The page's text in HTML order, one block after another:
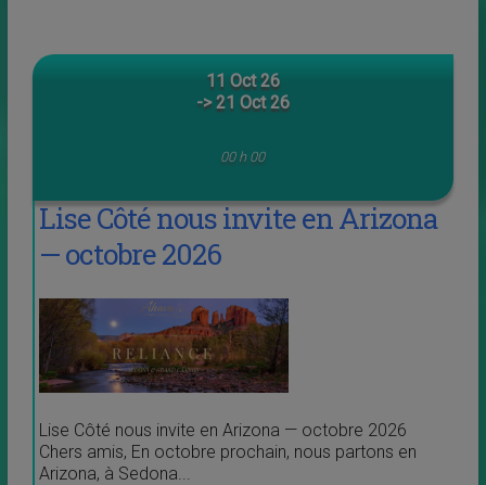
11 Oct 26
-> 21 Oct 26
00 h 00
Lise Côté nous invite en Arizona
— octobre 2026
Lise Côté nous invite en Arizona — octobre 2026
Chers amis, En octobre prochain, nous partons en
Arizona, à Sedona...